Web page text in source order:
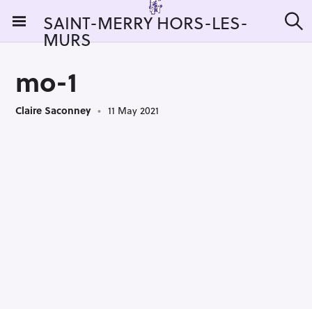
i
SAINT-MERRY HORS-LES-
MURS e
mo-1
Claire Saconney 11 May 2021